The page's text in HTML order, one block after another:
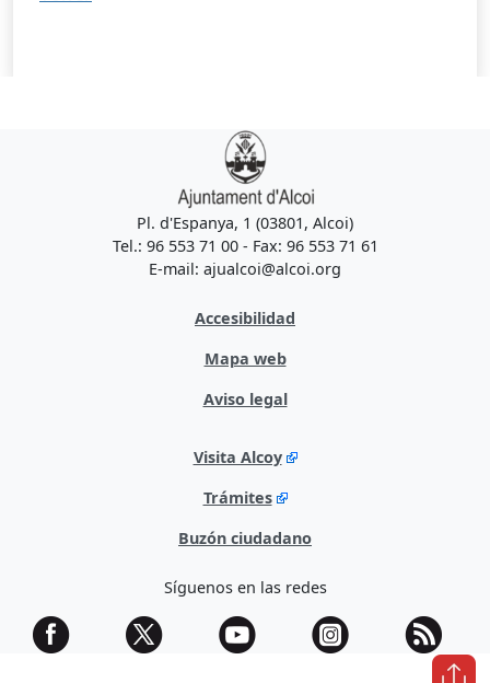
Pl. d'Espanya, 1 (03801, Alcoi)
Tel.: 96 553 71 00 - Fax: 96 553 71 61
E-mail: ajualcoi@alcoi.org
Accesibilidad
Mapa web
Aviso legal
Visita Alcoy
Trámites
Buzón ciudadano
Síguenos en las redes